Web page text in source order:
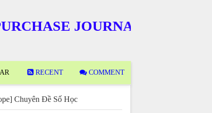
JOURNALS
RECENT COMMENT
Chuyên Đề Số Học